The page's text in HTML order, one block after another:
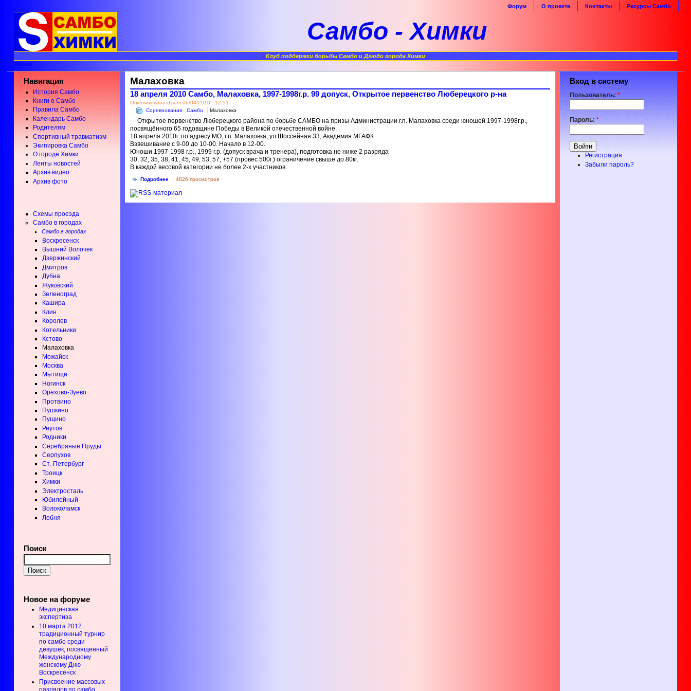
Ресурсы Самбо
Контакты
О проекте
Форум
Самбо - Химки
Клуб поддержки борьбы Самбо и Дзюдо города Химки
Навигация
История Самбо
Книги о Самбо
Правила Самбо
Календарь Самбо
Родителям
Спортивный травматизм
Экипировка Самбо
О городе Химки
Ленты новостей
Архив видео
Архив фото
Схемы проезда
Самбо в городах
Самбо в городах
Воскресенск
Вышний Волочек
Дзержинский
Дмитров
Дубна
Жуковский
Зеленоград
Кашира
Клин
Королев
Котельники
Кстово
Малаховка
Можайск
Москва
Мытищи
Ногинск
Орехово-Зуево
Протвино
Пушкино
Пущино
Реутов
Родники
Серебряные Пруды
Серпухов
Ст.-Петербург
Троицк
Химки
Электросталь
Юбилейный
Волоколамск
Лобня
Поиск
Новое на форуме
Медицинская
экспертиза
10 марта 2012
традиционный турнир
по самбо среди
девушек, посвященный
Международному
женскому Дню -
Воскресенск
Присвоение массовых
Малаховка
18 апреля 2010 Самбо, Малаховка, 1997-1998г.р. 99 допуск, Открытое первенство Люберецкого р-на
Опубликовано dziam 06/04/2010 - 12:51
Соревнования
Самбо Малаховка
Открытое первенство Люберецкого района по борьбе САМБО на призы Администрации г.п. Малаховка среди юношей 1997-1998г.р.,
посвящённого 65 годовщине Победы в Великой отечественной войне.
18 апреля 2010г. по адресу МО, г.п. Малаховка, ул.Шоссейная 33, Академия МГАФК
Взвешивание с 9-00 до 10-00. Начало в 12-00.
Юноши 1997-1998 г.р., 1999 г.р. (допуск врача и тренера), подготовка не ниже 2 разряда
30, 32, 35, 38, 41, 45, 49, 53, 57, +57 (провес 500г.) ограничение свыше до 80кг.
В каждой весовой категории не более 2-х участников.
Подробнее 4826 просмотров
Вход в систему
Пользователь: *
Пароль: *
Регистрация
Забыли пароль?